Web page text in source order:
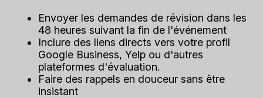
Envoyer les demandes de révision dans les
48 heures suivant la fin de l'événement
Inclure des liens directs vers votre profil
Google Business, Yelp ou d'autres
plateformes d'évaluation.
Faire des rappels en douceur sans être
insistant